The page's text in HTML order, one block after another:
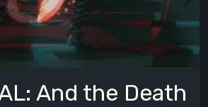
And the Death